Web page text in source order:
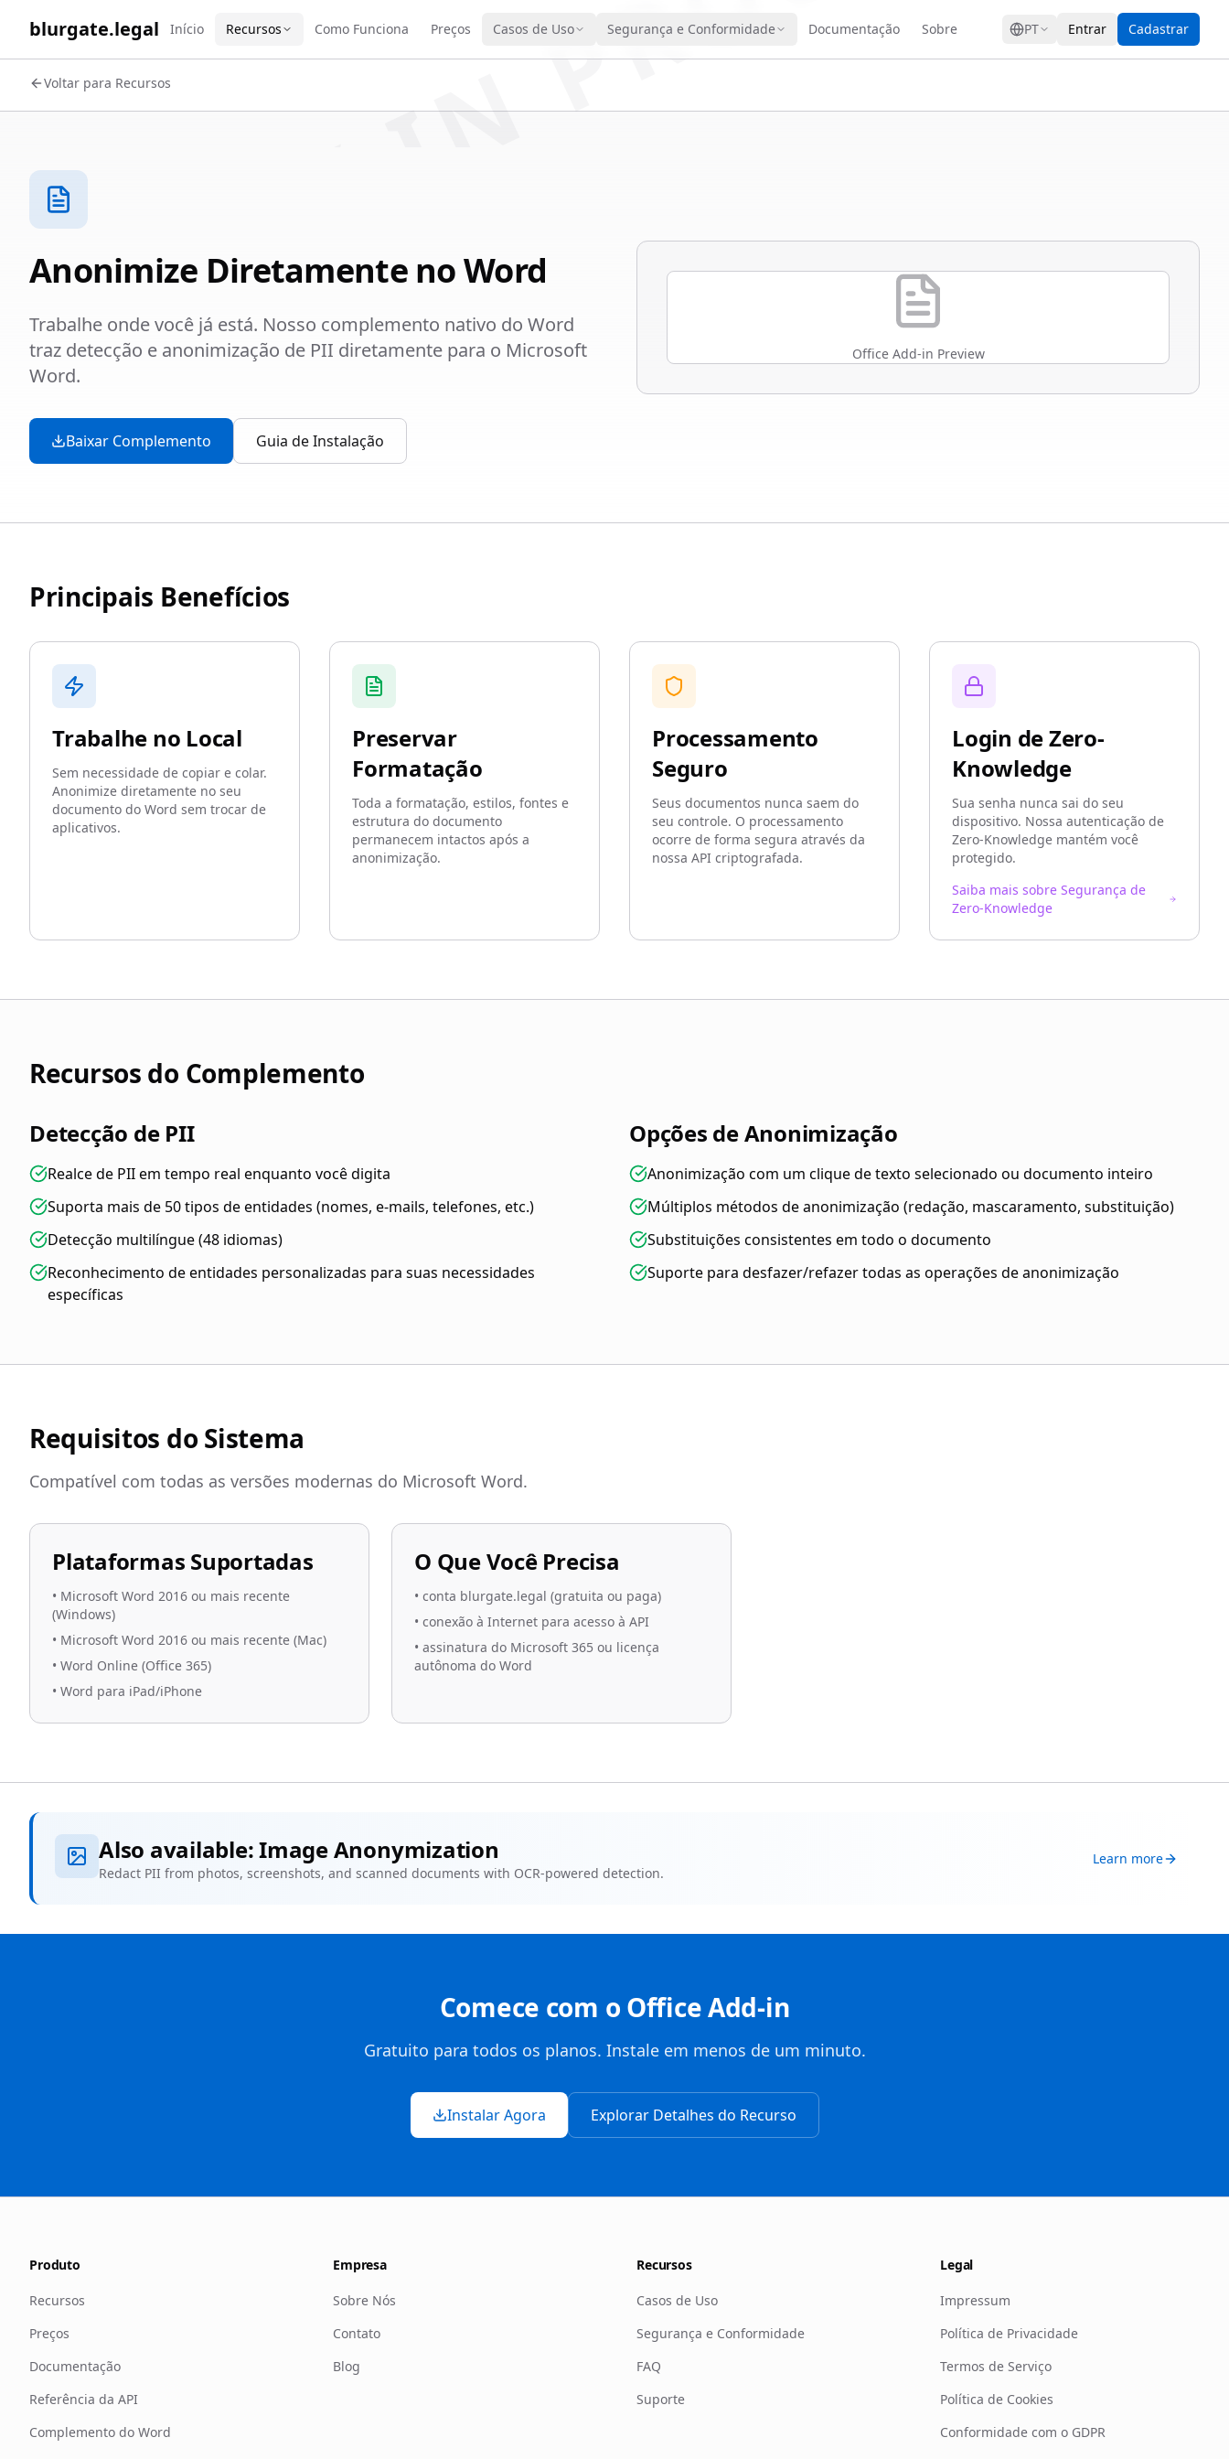
blurgate.legal Início Recursos Como Funciona Preços Casos de Uso Segurança e Conformidade Documentação Sobre PT Entrar Cadastrar
Voltar para Recursos
Anonimize Diretamente no Word
Trabalhe onde você já está. Nosso complemento nativo do Word
traz detecção e anonimização de PII diretamente para o Microsoft
Word.
Baixar Complemento Guia de Instalação
Office Add-in Preview
Principais Benefícios
Trabalhe no Local
Sem necessidade de copiar e colar.
Anonimize diretamente no seu
documento do Word sem trocar de
aplicativos.
Preservar
Formatação
Toda a formatação, estilos, fontes e
estrutura do documento
permanecem intactos após a
anonimização.
Processamento
Seguro
Seus documentos nunca saem do
seu controle. O processamento
ocorre de forma segura através da
nossa API criptografada.
Login de Zero-
Knowledge
Sua senha nunca sai do seu
dispositivo. Nossa autenticação de
Zero-Knowledge mantém você
protegido.
Saiba mais sobre Segurança de
Zero-Knowledge
Recursos do Complemento
Detecção de PII
Realce de PII em tempo real enquanto você digita
Suporta mais de 50 tipos de entidades (nomes, e-mails, telefones, etc.)
Detecção multilíngue (48 idiomas)
Reconhecimento de entidades personalizadas para suas necessidades
específicas
Opções de Anonimização
Anonimização com um clique de texto selecionado ou documento inteiro
Múltiplos métodos de anonimização (redação, mascaramento, substituição)
Substituições consistentes em todo o documento
Suporte para desfazer/refazer todas as operações de anonimização
Requisitos do Sistema
Compatível com todas as versões modernas do Microsoft Word.
Plataformas Suportadas
• Microsoft Word 2016 ou mais recente
(Windows)
• Microsoft Word 2016 ou mais recente (Mac)
• Word Online (Office 365)
• Word para iPad/iPhone
O Que Você Precisa
• conta blurgate.legal (gratuita ou paga)
• conexão à Internet para acesso à API
• assinatura do Microsoft 365 ou licença
autônoma do Word
Also available: Image Anonymization
Redact PII from photos, screenshots, and scanned documents with OCR-powered detection.
Learn more
Comece com o Office Add-in
Gratuito para todos os planos. Instale em menos de um minuto.
Instalar Agora Explorar Detalhes do Recurso
Produto
Recursos
Preços
Documentação
Referência da API
Complemento do Word
Empresa
Sobre Nós
Contato
Blog
Recursos
Casos de Uso
Segurança e Conformidade
FAQ
Suporte
Legal
Impressum
Política de Privacidade
Termos de Serviço
Política de Cookies
Conformidade com o GDPR